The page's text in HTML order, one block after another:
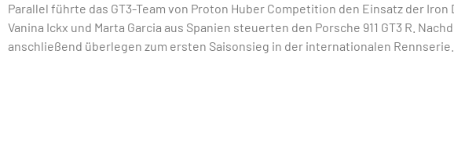
Parallel führte das GT3-Team von Proton Huber Competition den Einsatz der
Vanina Ickx und Marta Garcia aus Spanien steuerten den Porsche 911 GT3 R.
anschließend überlegen zum ersten Saisonsieg in der internationalen Rennserie.